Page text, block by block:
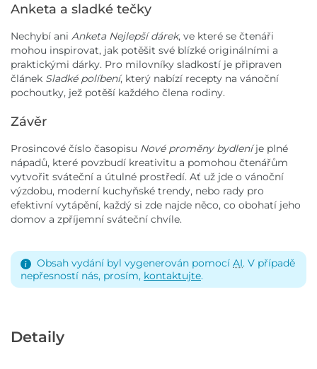
Anketa a sladké tečky
Nechybí ani Anketa Nejlepší dárek, ve které se čtenáři
mohou inspirovat, jak potěšit své blízké originálními a
praktickými dárky. Pro milovníky sladkostí je připraven
článek Sladké políbení, který nabízí recepty na vánoční
pochoutky, jež potěší každého člena rodiny.
Závěr
Prosincové číslo časopisu Nové proměny bydleníje plné
nápadů, které povzbudí kreativitu a pomohou čtenářům
vytvořit sváteční a útulné prostředí. Ať už jde o vánoční
výzdobu, moderní kuchyňské trendy, nebo rady pro
efektivní vytápění, každý si zde najde něco, co obohatí jeho
domov a zpříjemní sváteční chvíle.
Obsah vydání byl vygenerován pomocí AI. V případě
nepřesností nás, prosím, kontaktujte.
Detaily